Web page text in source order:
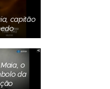
capitão
o
da